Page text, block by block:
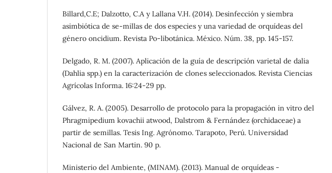
Billard,C.E; Dalzotto, C.A y Lallana V.H. (2014). Desinfección y siembra
asimbiótica de se-millas de dos especies y una variedad de orquídeas del
género oncidium. Revista Po-libotánica. México. Núm. 38, pp. 145-157.
Delgado, R. M. (2007). Aplicación de la guía de descripción varietal de dalia
(Dahlia spp.) en la caracterización de clones seleccionados. Revista Ciencias
Agrícolas Informa. 16:24-29 pp.
Gálvez, R. A. (2005). Desarrollo de protocolo para la propagación in vitro del
Phragmipedium kovachii atwood, Dalstrom & Fernández (orchidaceae) a
partir de semillas. Tesis Ing. Agrónomo. Tarapoto, Perú. Universidad
Nacional de San Martin. 90 p.
Ministerio del Ambiente, (MINAM). (2013). Manual de orquídeas -